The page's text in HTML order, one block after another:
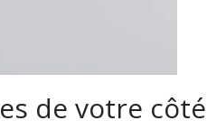
de votre côté